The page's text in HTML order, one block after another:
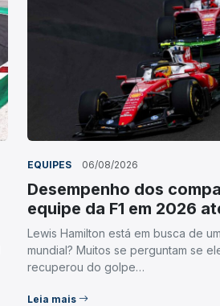
EQUIPES 06/08/2026
Desempenho dos
equipe da F1 em 2026
Lewis Hamilton está em busca de
mundial? Muitos se perguntam se
recuperou do golpe…
Leia mais